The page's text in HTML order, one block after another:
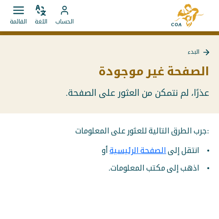
الانتقال
مباشرة
إلى
إلى
الصفحة
الرئيسية
MyCOA
انتقل
إلى
الحساب
ضبط
اللغة القائمة
العودة
البدء
البدء
الصفحة غير موجودة
عذرًا، لم نتمكن من العثور على الصفحة.
:جرب الطرق التالية للعثور على المعلومات
انتقل إلى الصفحة الرئيسية أو
اذهب إلى مكتب المعلومات.